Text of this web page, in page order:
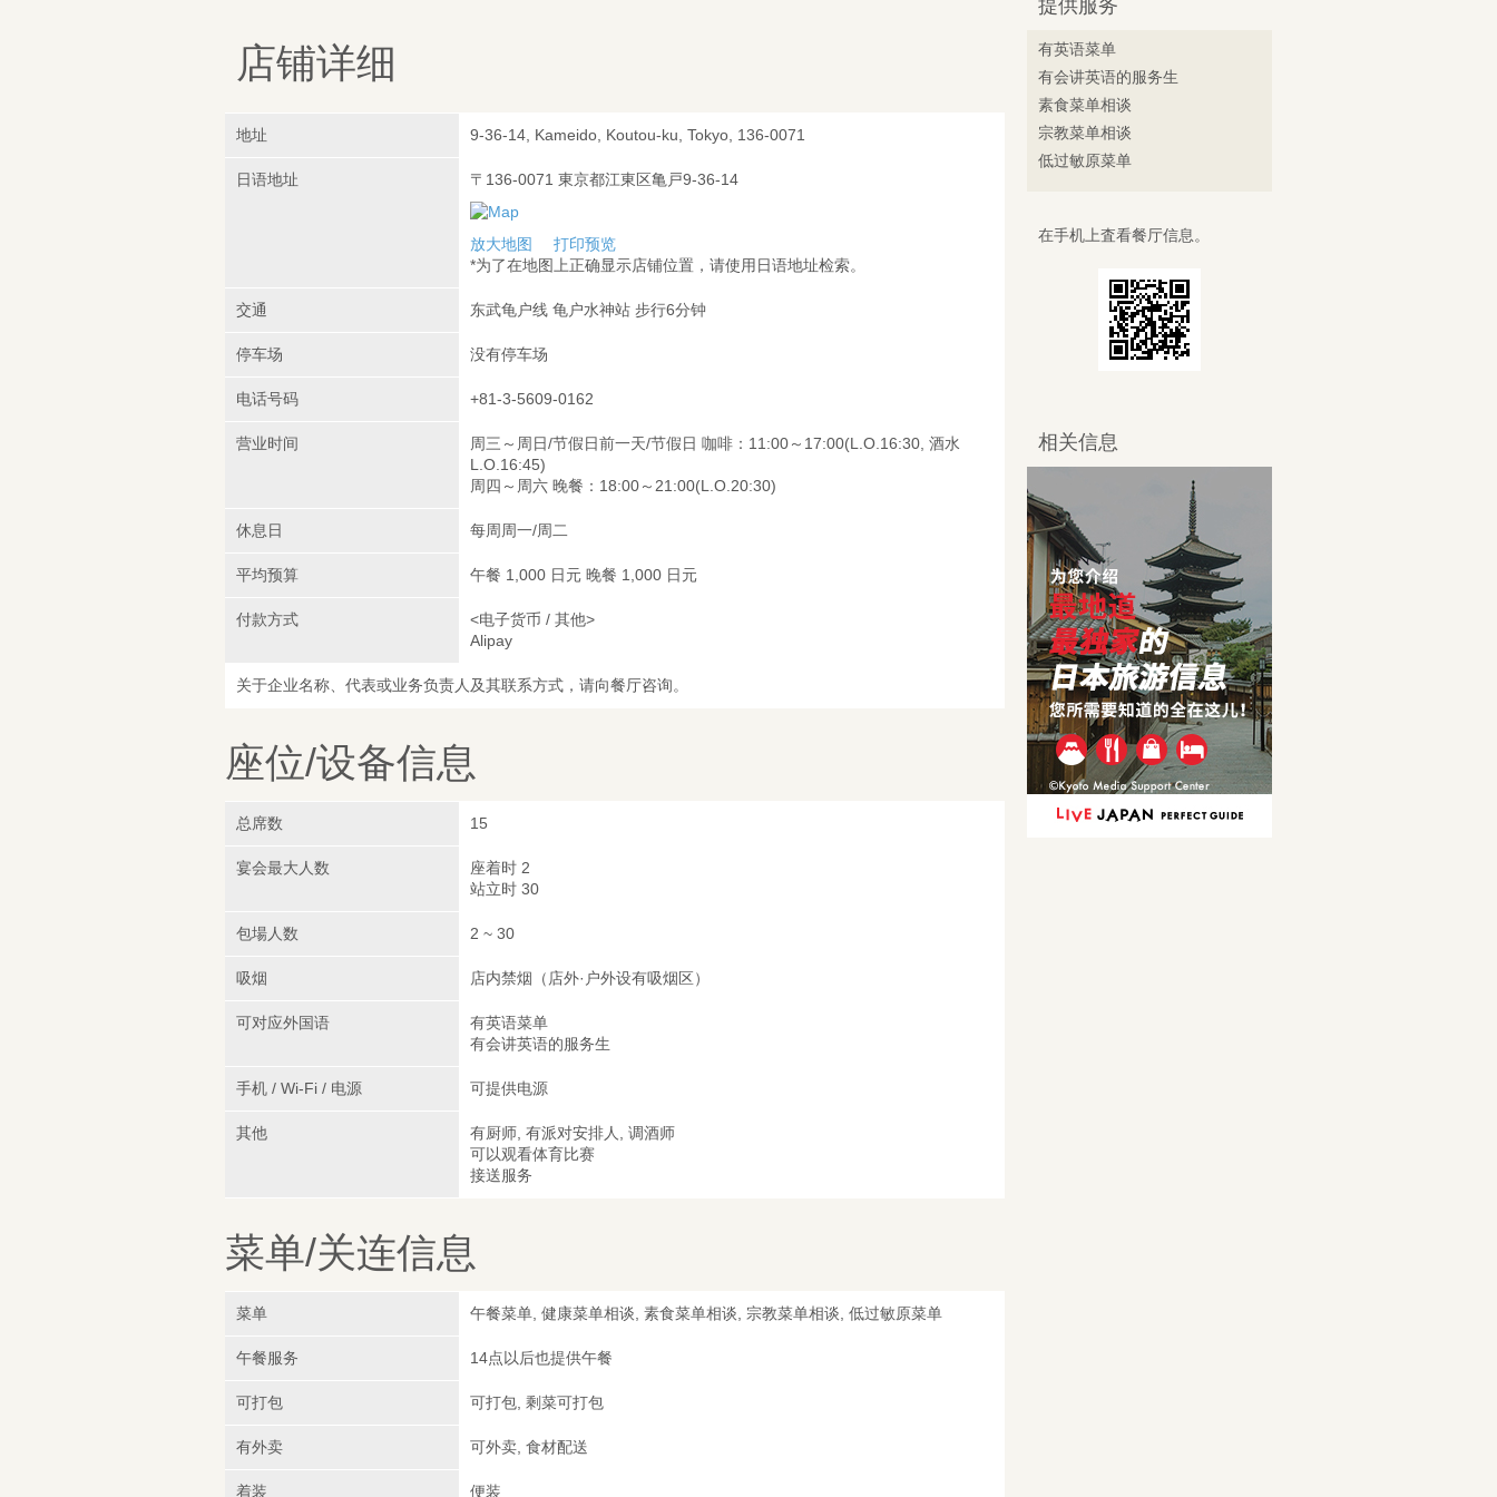
店铺详细
地址 9-36-14, Kameido, Koutou-ku, Tokyo, 136-0071
日语地址 〒136-0071 東京都江東区亀戸9-36-14
放大地图
打印预览
*为了在地图上正确显示店铺位置，请使用日语地址检索。
交通 东武龟户线 龟户水神站 步行6分钟
停车场 没有停车场
电话号码 +81-3-5609-0162
营业时间
周三～周日/节假日前一天/节假日 咖啡：11:00～17:00(L.O.16:30, 酒水
L.O.16:45)
周四～周六 晚餐：18:00～21:00(L.O.20:30)
休息日 每周周一/周二
平均预算 午餐 1,000 日元 晚餐 1,000 日元
付款方式
<电子货币 / 其他>
Alipay
关于企业名称、代表或业务负责人及其联系方式，请向餐厅咨询。
座位/设备信息
总席数 15
宴会最大人数
座着时 2
站立时 30
包場人数 2 ~ 30
吸烟 店内禁烟（店外·户外设有吸烟区）
可对应外国语
有英语菜单
有会讲英语的服务生
手机 / Wi-Fi / 电源 可提供电源
其他
有厨师, 有派对安排人, 调酒师
可以观看体育比赛
接送服务
菜单/关连信息
菜单 午餐菜单, 健康菜单相谈, 素食菜单相谈, 宗教菜单相谈, 低过敏原菜单
午餐服务 14点以后也提供午餐
可打包 可打包, 剩菜可打包
有外卖 可外卖, 食材配送
着装 便装
提供服务
有英语菜单
有会讲英语的服务生
素食菜单相谈
宗教菜单相谈
低过敏原菜单
在手机上査看餐厅信息。
相关信息